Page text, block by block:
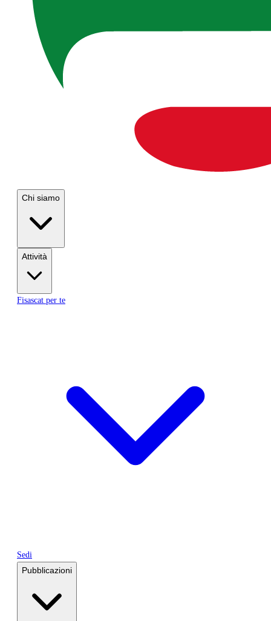
Chi siamo
Attività
Fisascat per te
Sedi
Pubblicazioni